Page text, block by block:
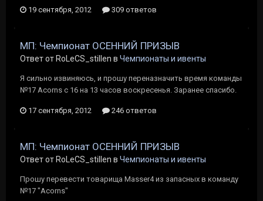
19 сентября, 2012 309 ответов
МП: Чемпионат ОСЕННИЙ ПРИЗЫВ
Ответ от RoLeCS_stillen в Чемпионаты и ивенты
Я сильно извиняюсь, и прошу переназначить время команды
№17 Acorns с 16 на 13 часов воскресенья. Заранее спасибо.
17 сентября, 2012 246 ответов
МП: Чемпионат ОСЕННИЙ ПРИЗЫВ
Ответ от RoLeCS_stillen в Чемпионаты и ивенты
Прошу перевести товарища Masser4 из запасных в команду
№17 "Acorns"